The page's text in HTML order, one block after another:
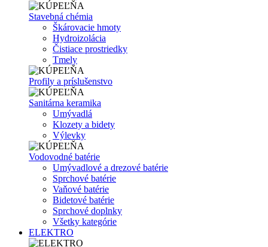
Stavebná chémia
Škárovacie hmoty
Hydroizolácia
Čistiace prostriedky
Tmely
Profily a príslušenstvo
Sanitárna keramika
Umývadlá
Klozety a bidety
Výlevky
Vodovodné batérie
Umývadlové a drezové batérie
Sprchové batérie
Vaňové batérie
Bidetové batérie
Sprchové doplnky
Všetky kategórie
ELEKTRO